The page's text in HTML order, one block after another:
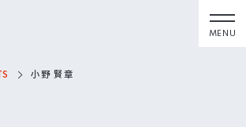
MENU
小野 賢章